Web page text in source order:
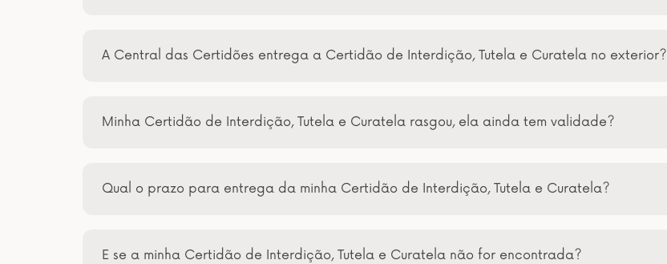
A Central das Certidões entrega a Certidão de Interdição, Tutela e Curatela no exterior?
Minha Certidão de Interdição, Tutela e Curatela rasgou, ela ainda tem validade?
Qual o prazo para entrega da minha Certidão de Interdição, Tutela e Curatela?
E se a minha Certidão de Interdição, Tutela e Curatela não for encontrada?